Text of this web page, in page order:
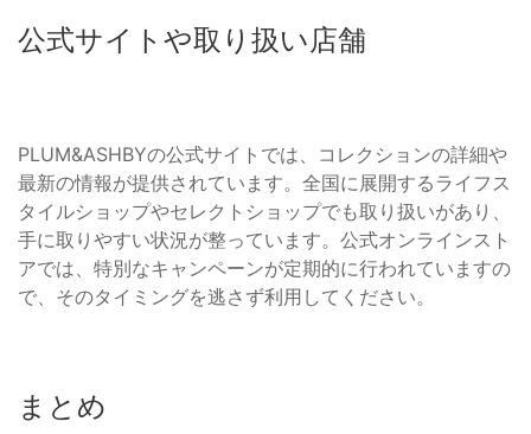
公式サイトや取り扱い店舗
PLUM&ASHBYの公式サイトでは、コレクションの詳細や
最新の情報が提供されています。全国に展開するライフス
タイルショップやセレクトショップでも取り扱いがあり、
手に取りやすい状況が整っています。公式オンラインスト
アでは、特別なキャンペーンが定期的に行われていますの
で、そのタイミングを逃さず利用してください。
まとめ